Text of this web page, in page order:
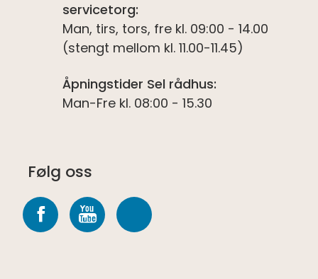
servicetorg:
Man, tirs, tors, fre kl. 09:00 - 14.00
(stengt mellom kl. 11.00-11.45)
Åpningstider Sel rådhus:
Man-Fre kl. 08:00 - 15.30
Følg oss